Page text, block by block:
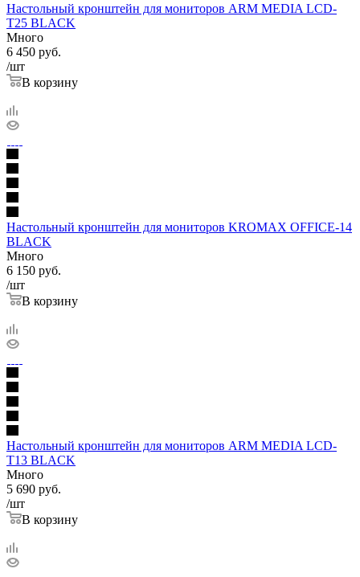
Настольный кронштейн для мониторов ARM MEDIA LCD-
T25 BLACK
Много
6 450 руб.
/шт
В корзину
Настольный кронштейн для мониторов KROMAX OFFICE-14
BLACK
Много
6 150 руб.
/шт
В корзину
Настольный кронштейн для мониторов ARM MEDIA LCD-
T13 BLACK
Много
5 690 руб.
/шт
В корзину